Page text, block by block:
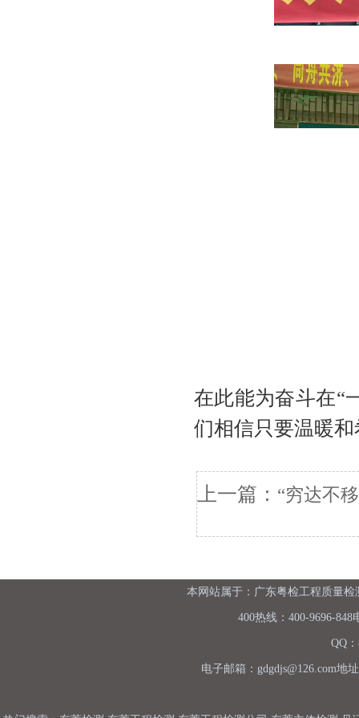
在此能为奋斗在“
们相信只要温暖
上一篇： “穷达不
本网站属于：广东粤检工程质量
400热线：400-9696-848
QQ
电子邮箱：gdgdjs@126.com地